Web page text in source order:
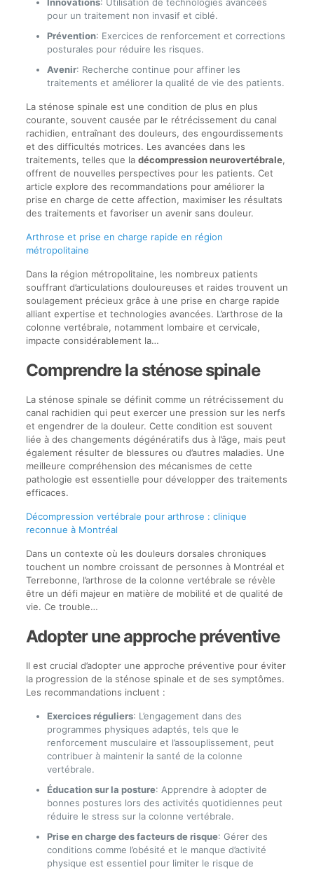
pour un traitement non invasif et ciblé.
Prévention: Exercices de renforcement et corrections
posturales pour réduire les risques.
Avenir: Recherche continue pour affiner les
traitements et améliorer la qualité de vie des patients.
La sténose spinale est une condition de plus en plus
courante, souvent causée par le rétrécissement du canal
rachidien, entraînant des douleurs, des engourdissements
et des difficultés motrices. Les avancées dans les
traitements, telles que la décompression neurovertébrale,
offrent de nouvelles perspectives pour les patients. Cet
article explore des recommandations pour améliorer la
prise en charge de cette affection, maximiser les résultats
des traitements et favoriser un avenir sans douleur.
Arthrose et prise en charge rapide en région
métropolitaine
Dans la région métropolitaine, les nombreux patients
souffrant d’articulations douloureuses et raides trouvent un
soulagement précieux grâce à une prise en charge rapide
alliant expertise et technologies avancées. L’arthrose de la
colonne vertébrale, notamment lombaire et cervicale,
impacte considérablement la…
Comprendre la sténose spinale
La sténose spinale se définit comme un rétrécissement du
canal rachidien qui peut exercer une pression sur les nerfs
et engendrer de la douleur. Cette condition est souvent
liée à des changements dégénératifs dus à l’âge, mais peut
également résulter de blessures ou d’autres maladies. Une
meilleure compréhension des mécanismes de cette
pathologie est essentielle pour développer des traitements
efficaces.
Décompression vertébrale pour arthrose : clinique
reconnue à Montréal
Dans un contexte où les douleurs dorsales chroniques
touchent un nombre croissant de personnes à Montréal et
Terrebonne, l’arthrose de la colonne vertébrale se révèle
être un défi majeur en matière de mobilité et de qualité de
vie. Ce trouble…
Adopter une approche préventive
Il est crucial d’adopter une approche préventive pour éviter
la progression de la sténose spinale et de ses symptômes.
Les recommandations incluent :
Exercices réguliers: L’engagement dans des
programmes physiques adaptés, tels que le
renforcement musculaire et l’assouplissement, peut
contribuer à maintenir la santé de la colonne
vertébrale.
Éducation sur la posture: Apprendre à adopter de
bonnes postures lors des activités quotidiennes peut
réduire le stress sur la colonne vertébrale.
Prise en charge des facteurs de risque: Gérer des
conditions comme l’obésité et le manque d’activité
physique est essentiel pour limiter le risque de